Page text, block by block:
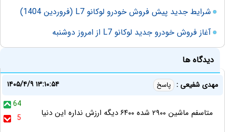
شرایط جدید پیش فروش خودرو لوکانو L7 (فروردین 1404)
آغاز فروش خودرو جدید لوکانو L7 از امروز دوشنبه
دیدگاه ها
مهدی شفیعی : پاسخ
۱۴۰۵/۴/۹ ۱۳:۱۰:۵۴
64
5
متاسفم ماشین ۲۹۰۰ شده ۶۴۰۰ دیگه ارزش نداره این دنیا